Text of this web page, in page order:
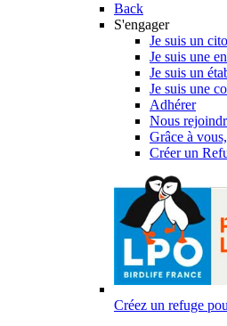
Back
S'engager
Je suis un
Je suis une
Je suis un
Je suis une
Adhérer
Nous
Grâce à
Créer un
Créez un refuge